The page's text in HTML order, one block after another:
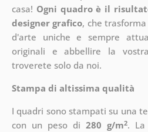
casa! Ogni quadro è il
designer grafico, chetrasforma
d'arte uniche e sempre
originali e abbellire la
troverete solo da noi.
Stampa di altissima qualità
I quadri sono stampati su una
con un peso di 280 g/m2.